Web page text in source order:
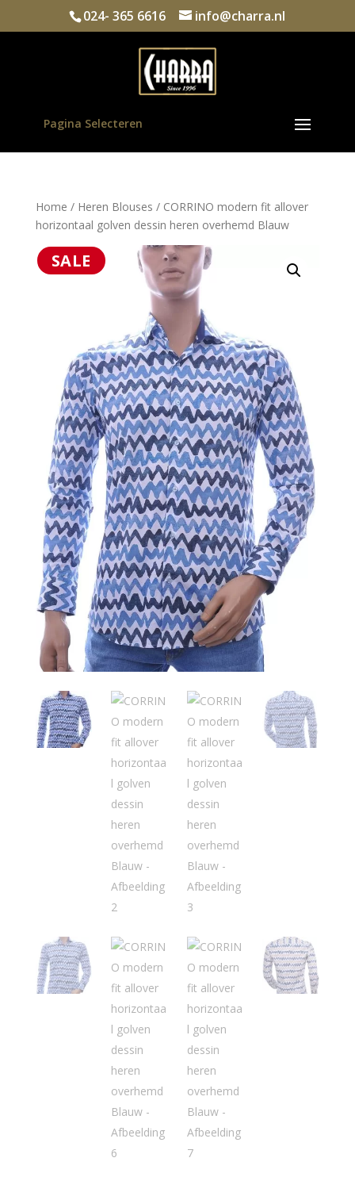
024- 365 6616 info@charra.nl
Pagina Selecteren
Home / Heren Blouses / CORRINO modern fit allover
horizontaal golven dessin heren overhemd Blauw
SALE